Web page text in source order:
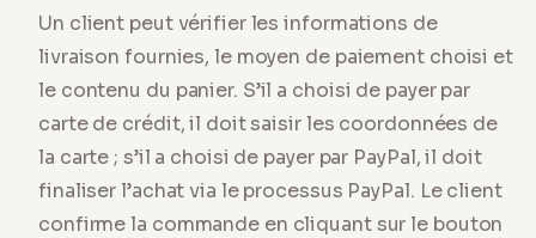
Un client peut vérifier les informations de
livraison fournies, le moyen de paiement choisi et
le contenu du panier. S’il a choisi de payer par
carte de crédit, il doit saisir les coordonnées de
la carte ; s’il a choisi de payer par PayPal, il doit
finaliser l’achat via le processus PayPal. Le client
confirme la commande en cliquant sur le bouton